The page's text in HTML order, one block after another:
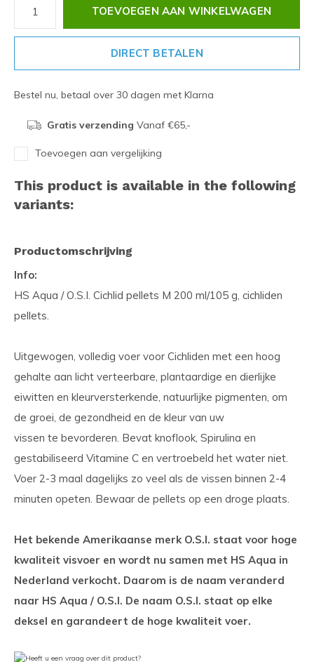
TOEVOEGEN AAN WINKELWAGEN
DIRECT BETALEN
Bestel nu, betaal over 30 dagen met Klarna
Gratis verzending Vanaf €65,-
Toevoegen aan vergelijking
This product is available in the following
variants:
Productomschrijving
Info:
HS Aqua / O.S.I. Cichlid pellets M 200 ml/105 g, cichliden
pellets.
Uitgewogen, volledig voer voor Cichliden met een hoog
gehalte aan licht verteerbare, plantaardige en dierlijke
eiwitten en kleurversterkende, natuurlijke pigmenten, om
de groei, de gezondheid en de kleur van uw
vissen te bevorderen. Bevat knoflook, Spirulina en
gestabiliseerd Vitamine C en vertroebeld het water niet.
Voer 2-3 maal dagelijks zo veel als de vissen binnen 2-4
minuten opeten. Bewaar de pellets op een droge plaats.
Het bekende Amerikaanse merk O.S.I. staat voor hoge
kwaliteit visvoer en wordt nu samen met HS Aqua in
Nederland verkocht. Daarom is de naam veranderd
naar HS Aqua / O.S.I. De naam O.S.I. staat op elke
deksel en garandeert de hoge kwaliteit voer.